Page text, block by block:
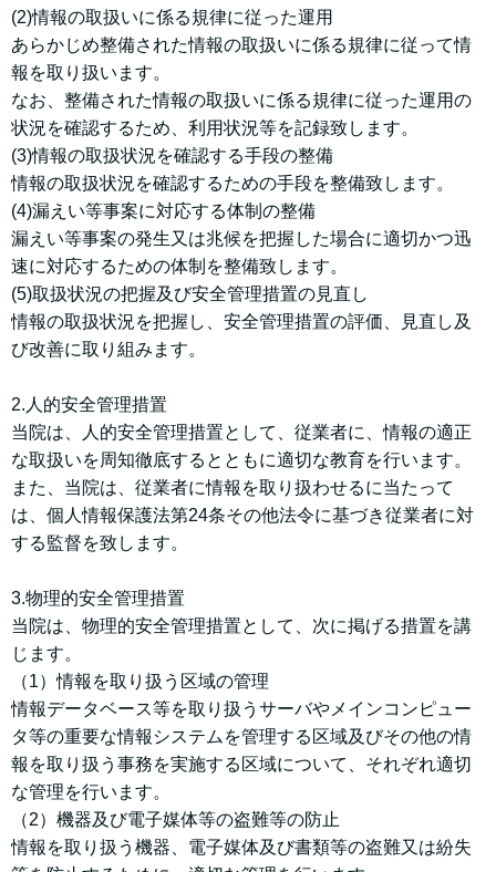
(2)情報の取扱いに係る規律に従った運用
あらかじめ整備された情報の取扱いに係る規律に従って情
報を取り扱います。
なお、整備された情報の取扱いに係る規律に従った運用の
状況を確認するため、利用状況等を記録致します。
(3)情報の取扱状況を確認する手段の整備
情報の取扱状況を確認するための手段を整備致します。
(4)漏えい等事案に対応する体制の整備
漏えい等事案の発生又は兆候を把握した場合に適切かつ迅
速に対応するための体制を整備致します。
(5)取扱状況の把握及び安全管理措置の見直し
情報の取扱状況を把握し、安全管理措置の評価、見直し及
び改善に取り組みます。
2.人的安全管理措置
当院は、人的安全管理措置として、従業者に、情報の適正
な取扱いを周知徹底するとともに適切な教育を行います。
また、当院は、従業者に情報を取り扱わせるに当たって
は、個人情報保護法第24条その他法令に基づき従業者に対
する監督を致します。
3.物理的安全管理措置
当院は、物理的安全管理措置として、次に掲げる措置を講
じます。
（1）情報を取り扱う区域の管理
情報データベース等を取り扱うサーバやメインコンピュー
タ等の重要な情報システムを管理する区域及びその他の情
報を取り扱う事務を実施する区域について、それぞれ適切
な管理を行います。
（2）機器及び電子媒体等の盗難等の防止
情報を取り扱う機器、電子媒体及び書類等の盗難又は紛失